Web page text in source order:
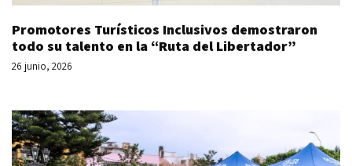
Promotores Turísticos Inclusivos demostraron
todo su talento en la “Ruta del Libertador”
26 junio, 2026